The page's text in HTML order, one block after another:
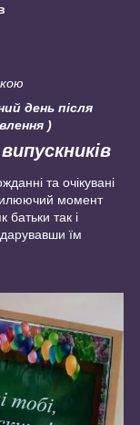
день після
)
та очікувані
момент
так і
їм